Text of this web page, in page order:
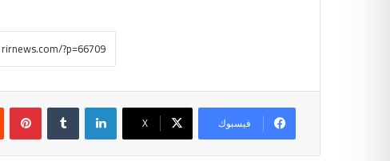
فيسبوك ‫X
لينكدإن بينتيريست